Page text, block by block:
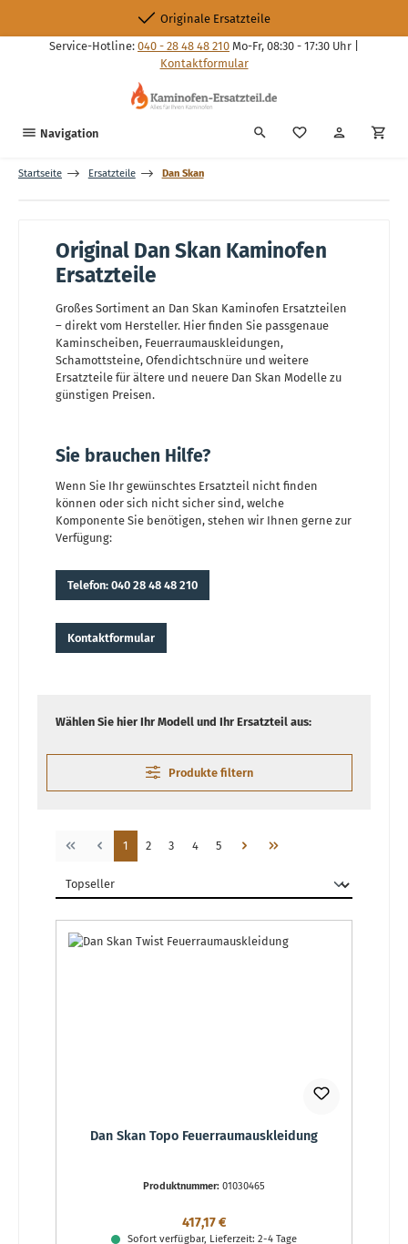
Originale Ersatzteile
Service-Hotline: 040 - 28 48 48 210 Mo-Fr, 08:30 - 17:30 Uhr |
Kontaktformular
Navigation Du hast 0
Startseite Ersatzteile Dan Skan
Original Dan Skan Kaminofen
Ersatzteile
Großes Sortiment an Dan Skan Kaminofen Ersatzteilen
– direkt vom Hersteller. Hier finden Sie passgenaue
Kaminscheiben, Feuerraumauskleidungen,
Schamottsteine, Ofendichtschnüre und weitere
Ersatzteile für ältere und neuere Dan Skan Modelle zu
günstigen Preisen.
Sie brauchen Hilfe?
Wenn Sie Ihr gewünschtes Ersatzteil nicht finden
können oder sich nicht sicher sind, welche
Komponente Sie benötigen, stehen wir Ihnen gerne zur
Verfügung:
Telefon: 040 28 48 48 210
Kontaktformular
Wählen Sie hier Ihr Modell und Ihr Ersatzteil aus:
Produkte filtern
Seite
1 Seite
2 Seite
3 Seite
4 Seite
5
Dan Skan Topo Feuerraumauskleidung
Produktnummer: 01030465
Regulärer Preis:
417,17 €
Sofort verfügbar, Lieferzeit: 2-4 Tage